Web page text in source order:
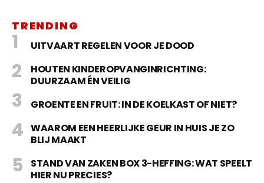
TRENDING
UITVAART REGELEN VOOR JE DOOD
HOUTEN KINDEROPVANGINRICHTING:
DUURZAAM ÉN VEILIG
GROENTE EN FRUIT: IN DE KOELKAST OF NIET?
WAAROM EEN HEERLIJKE GEUR IN HUIS JE ZO
BLIJ MAAKT
STAND VAN ZAKEN BOX 3-HEFFING: WAT SPEELT
HIER NU PRECIES?